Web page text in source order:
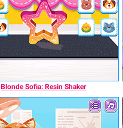
Blonde Sofia: Resin Shaker